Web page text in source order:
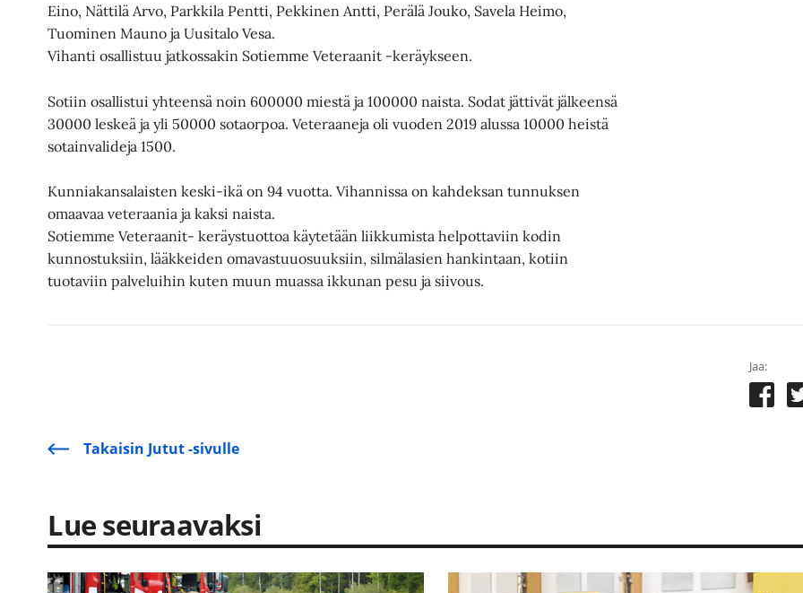
Eino, Nättilä Arvo, Parkkila Pentti, Pekkinen Antti, Perälä Jouko, Savela Heimo,
Tuominen Mauno ja Uusitalo Vesa.
Vihanti osallistuu jatkossakin Sotiemme Veteraanit -keräykseen.
Sotiin osallistui yhteensä noin 600000 miestä ja 100000 naista. Sodat jättivät jälkeensä
30000 leskeä ja yli 50000 sotaorpoa. Veteraaneja oli vuoden 2019 alussa 10000 heistä
sotainvalideja 1500.
Kunniakansalaisten keski-ikä on 94 vuotta. Vihannissa on kahdeksan tunnuksen
omaavaa veteraania ja kaksi naista.
Sotiemme Veteraanit- keräystuottoa käytetään liikkumista helpottaviin kodin
kunnostuksiin, lääkkeiden omavastuuosuuksiin, silmälasien hankintaan, kotiin
tuotaviin palveluihin kuten muun muassa ikkunan pesu ja siivous.
Jaa:
Takaisin Jutut -sivulle
Lue seuraavaksi